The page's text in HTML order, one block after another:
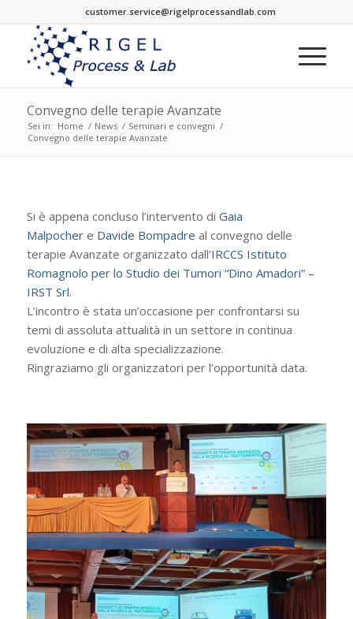
customer.service@rigelprocessandlab.com
Convegno delle terapie Avanzate
Sei in: Home / News / Seminari e convegni /
Convegno delle terapie Avanzate
Si è appena concluso l’intervento di Gaia
Malpochere Davide Bompadre al convegno delle
terapie Avanzate organizzato dall’IRCCS Istituto
Romagnolo per lo Studio dei Tumori “Dino Amadori” –
IRST Srl.
L’incontro è stata un’occasione per confrontarsi su
temi di assoluta attualità in un settore in continua
evoluzione e di alta specializzazione.
Ringraziamo gli organizzatori per l’opportunità data.